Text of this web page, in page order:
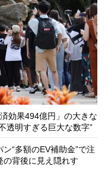
効果494億円」の大きな
透明すぎる巨大な数字”
“多額のEV補助金”で注
背後に見え隠れす